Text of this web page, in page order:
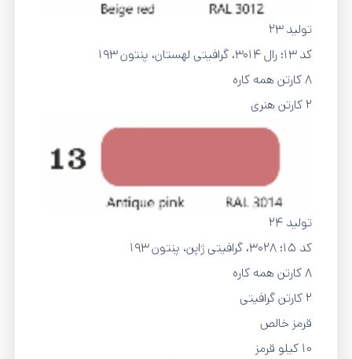
تولید 23
کد 13؛ رال 3014، گرافیتی لهستان، پنتون 193
8 کارتن همه کاره
2 کارتن هنری
تولید 24
کد 15؛ ۳۰۲۸، گرافیتی ژاپن، پنتون 193
8 کارتن همه کاره
2 کارتن گرافیتی
قرمز خالص
10 کیلو قرمز